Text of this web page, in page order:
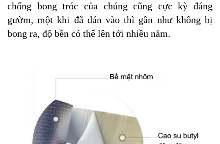
chống bong tróc của chúng cũng cực kỳ đáng
gườm, một khi đã dán vào thì gần như không bị
bong ra, độ bền có thể lên tới nhiều năm.